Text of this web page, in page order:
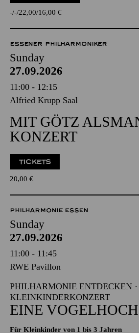
- - 22,00 16,00 €
ESSENER PHILHARMONIKER
Sunday
27.09.2026
11:00 - 12:15
Alfried Krupp Saal
MIT GÖTZ
KONZERT
TICKETS
20,00 €
PHILHARMONIE ESSEN
Sunday
27.09.2026
11:00 - 11:45
RWE Pavillon
PHILHARMONIE ENTDECKEN ·
KLEINKINDERKONZERT
EINE
Für Kleinkinder von 1 bis 3 Jahren